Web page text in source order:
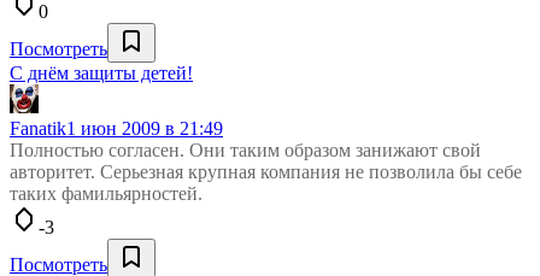
0
Посмотреть
С днём защиты детей!
Fanatik1 июн 2009 в 21:49
Полностью согласен. Они таким образом занижают свой
авторитет. Серьезная крупная компания не позволила бы себе
таких фамильярностей.
-3
Посмотреть